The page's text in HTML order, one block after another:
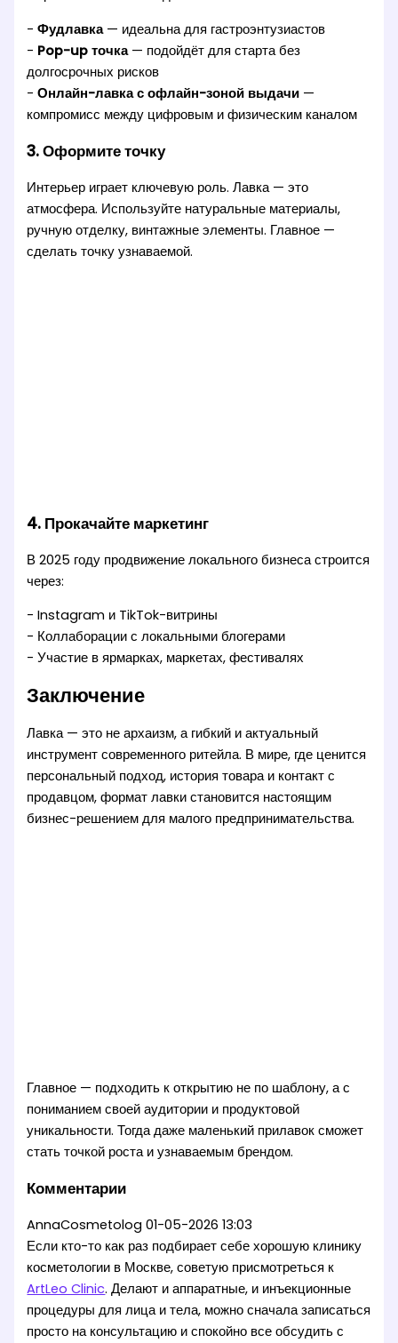
-Фудлавка— идеальна для гастроэнтузиастов
- Pop-up точка— подойдёт для старта без
долгосрочных рисков
-Онлайн-лавка с офлайн-зоной выдачи —
компромисс между цифровым и физическим каналом
3. Оформите точку
Интерьер играет ключевую роль. Лавка — это
атмосфера. Используйте натуральные материалы,
ручную отделку, винтажные элементы. Главное —
сделать точку узнаваемой.
4. Прокачайте маркетинг
В 2025 году продвижение локального бизнеса строится
через:
- Instagram и TikTok-витрины
- Коллаборации с локальными блогерами
- Участие в ярмарках, маркетах, фестивалях
Заключение
Лавка — это не архаизм, а гибкий и актуальный
инструмент современного ритейла. В мире, где ценится
персональный подход, история товара и контакт с
продавцом, формат лавки становится настоящим
бизнес-решением для малого предпринимательства.
Главное — подходить к открытию не по шаблону, а с
пониманием своей аудитории и продуктовой
уникальности. Тогда даже маленький прилавок сможет
стать точкой роста и узнаваемым брендом.
Комментарии
AnnaCosmetolog 01-05-2026 13:03
Если кто-то как раз подбирает себе хорошую клинику
косметологии в Москве, советую присмотреться к
ArtLeo Clinic. Делают и аппаратные, и инъекционные
процедуры для лица и тела, можно сначала записаться
просто на консультацию и спокойно все обсудить с